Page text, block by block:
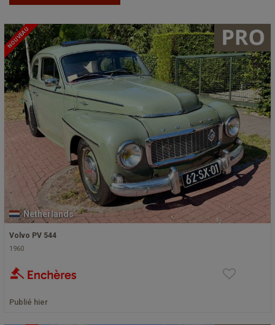
NOUVEAU
Netherlands
Volvo PV 544
1960
Publié hier